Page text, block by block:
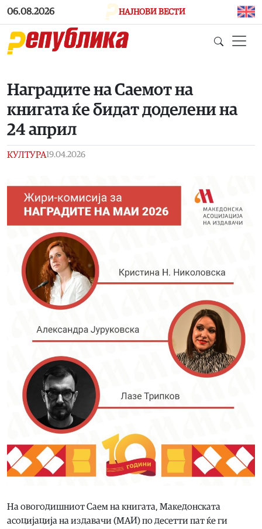
Skip to main content
06.08.2026 НАЈНОВИ ВЕСТИ
Наградите на Саемот на
книгата ќе бидат доделени на
24 април
КУЛТУРА19.04.2026
На овогодишниот Саем на книгата, Македонската
асоцијација на издавачи (МАИ) по десетти пат ќе ги